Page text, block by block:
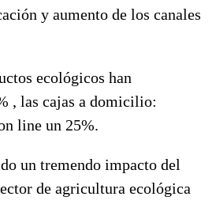
y aumento de los canales
ecológicos han
, las cajas a domicilio:
line un 25%.
un tremendo impacto del
de agricultura ecológica